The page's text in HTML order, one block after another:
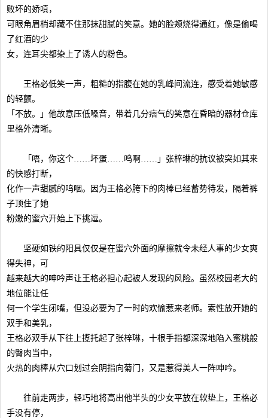
败坏的娇嗔，
可眼角眉梢却藏不住那抹甜腻的笑意。她的脸颊烧得通红，像是偷喝
了红酒的少
女，连耳尖都染上了诱人的粉色。
王格必低笑一声，粗糙的指腹在她的乳峰间流连，感受着她敏感
的轻颤。
「不放。」他故意压低嗓音，带着几分痞气的笑意在昏暗的器材仓库
里格外清晰。
「唔，你这个……坏蛋……呜啊……」张梓琳的抗议被突如其来
的快感打断，
化作一声甜腻的呜咽。因为王格必胯下的肉棒已经蓄势待发，隔着裤
子顶住了她
粉嫩的蜜穴开始上下挑逗。
坚硬如铁的阳具仅仅是在蜜穴外面的摩擦就令未经人事的少女爽
得失神，可
越来越大的呻吟声让王格必担心起被人发现的风险。虽然校园老大的
地位能让任
何一个学生闭嘴，但没必要为了一时的欢愉惹来老师。索性放开她的
双手和美乳，
王格必双手从下往上揽托起了张梓琳，十根手指都深深地陷入蜜桃般
的臀肉当中，
火热的肉棒从穴口划过会阴指向菊门，又是惹得美人一阵呻吟。
往前走两步，轻巧地将高出他半头的少女平放在软垫上，王格必
手没有停，